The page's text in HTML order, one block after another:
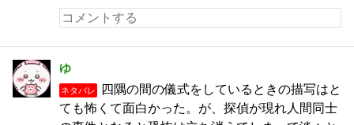
ゆ
ネタバレ
四隅の間の儀式をしているときの描写はと
ても怖くて面白かった。が、探偵が現れ人間同士